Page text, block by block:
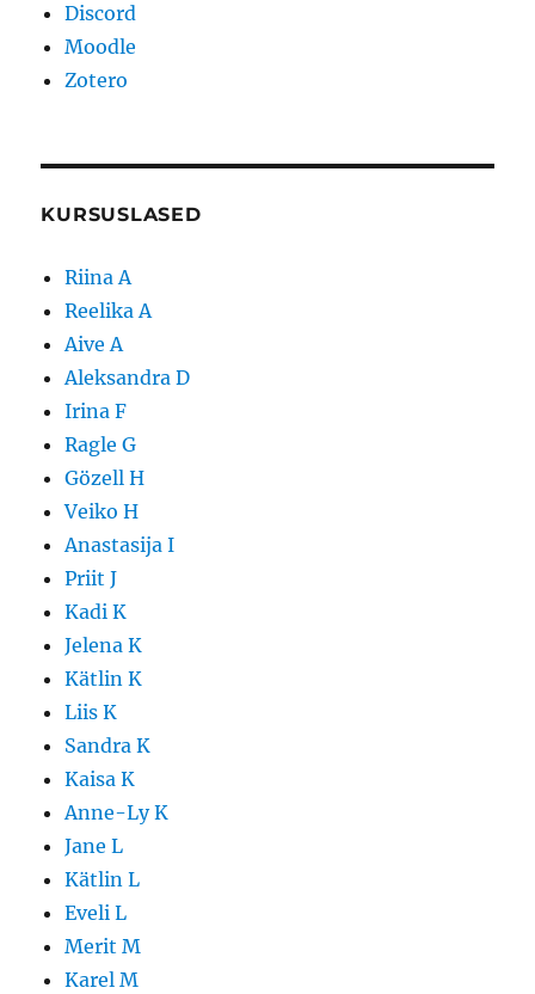
Discord
Moodle
Zotero
KURSUSLASED
Riina A
Reelika A
Aive A
Aleksandra D
Irina F
Ragle G
Gözell H
Veiko H
Anastasija I
Priit J
Kadi K
Jelena K
Kätlin K
Liis K
Sandra K
Kaisa K
Anne-Ly K
Jane L
Kätlin L
Eveli L
Merit M
Karel M